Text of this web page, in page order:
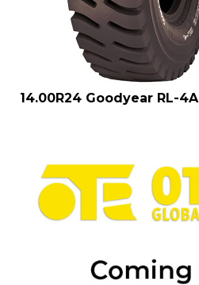
14.00R24 Goodyear RL-4A